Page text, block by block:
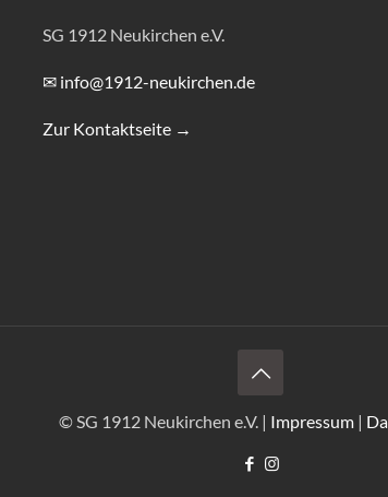
SG 1912 Neukirchen e.V.
✉ info@1912-neukirchen.de
Zur Kontaktseite →
© SG 1912 Neukirchen e.V. | Impressum |